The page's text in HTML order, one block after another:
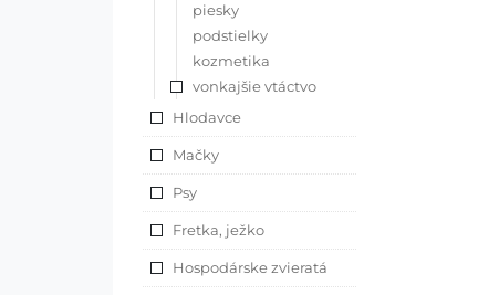
piesky
podstielky
kozmetika
vonkajšie vtáctvo
Hlodavce
Mačky
Psy
Fretka, ježko
Hospodárske zvieratá